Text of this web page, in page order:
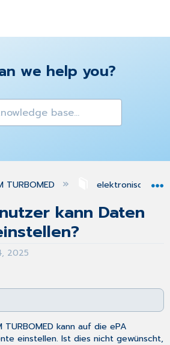
we help you?
global hierarchy
TURBOMED elektronische
kann Daten
2025
kann auf die ePA
einstellen. Ist dies nicht gewünscht,